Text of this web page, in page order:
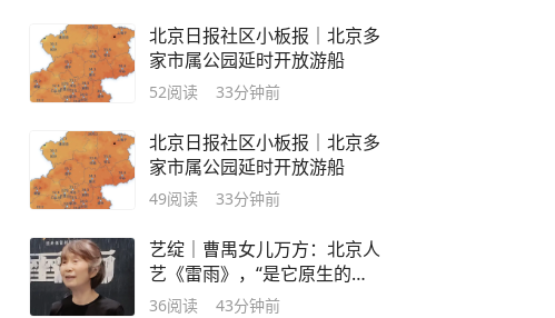
北京日报社区小板报｜北京多
家市属公园延时开放游船
52阅读 33分钟前
北京日报社区小板报｜北京多
家市属公园延时开放游船
49阅读 33分钟前
艺绽｜曹禺女儿万方：北京人
艺《雷雨》，“是它原生的样
子”
36阅读 43分钟前